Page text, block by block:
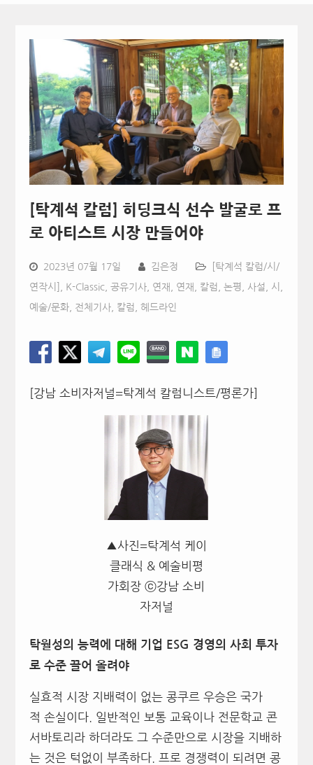
[탁계석 칼럼] 히딩크식 선수 발굴로 프
로 아티스트 시장 만들어야
2023년 07월 17일 김은정 [탁계석 칼럼/시/
연작시] K-Classic, 공유기사, 연재 연재, 칼럼, 논평, 사설, 시
예술/문화, 전체기사, 칼럼 헤드라인
[강남 소비자저널=탁계석 칼럼니스트/평론가]
▲사진=탁계석 케이
클래식 & 예술비평
가회장 ⓒ강남 소비
자저널
탁월성의 능력에 대해 기업 ESG 경영의 사회 투자
로 수준 끌어 올려야
실효적 시장 지배력이 없는 콩쿠르 우승은 국가
적 손실이다. 일반적인 보통 교육이나 전문학교 콘
서바토리라 하더라도 그 수준만으로 시장을 지배하
는 것은 턱없이 부족하다. 프로 경쟁력이 되려면 콩